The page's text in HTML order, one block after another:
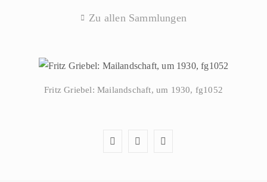
Zu allen Sammlungen
Fritz Griebel: Mailandschaft, um 1930, fg1052